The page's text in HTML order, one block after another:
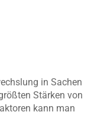
in Sachen
Stärken von
kann man